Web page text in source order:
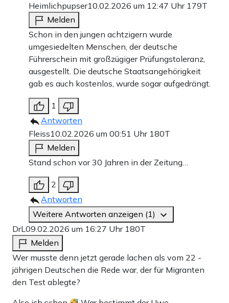
Heimlichpupser10.02.2026 um 12:47 Uhr 179T
Melden
Schon in den jungen achtzigern wurde
umgesiedelten Menschen, der deutsche
Führerschein mit großzügiger Prüfungstoleranz,
ausgestellt. Die deutsche Staatsangehörigkeit
gab es auch kostenlos, wurde sogar aufgedrängt.
1
Antworten
Fleiss10.02.2026 um 00:51 Uhr 180T
Melden
Stand schon vor 30 Jahren in der Zeitung…
2
Antworten
Weitere Antworten anzeigen (1)
DrL09.02.2026 um 16:27 Uhr 180T
Melden
Wer musste denn jetzt gerade lachen als vom 22 -
jährigen Deutschen die Rede war, der für Migranten
den Test ablegte?